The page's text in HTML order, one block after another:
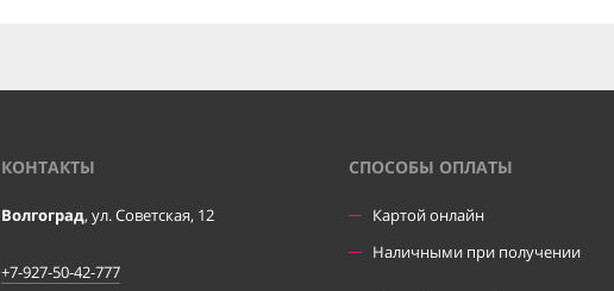
КОНТАКТЫ
Волгоград, ул. Советская, 12
+7-927-50-42-777
CПОСОБЫ ОПЛАТЫ
Картой онлайн
Наличными при получении